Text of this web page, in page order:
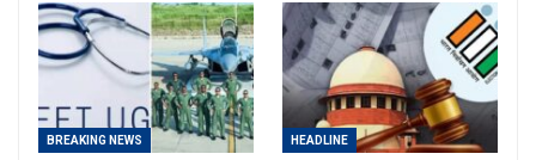
BREAKING NEWS HEADLINE